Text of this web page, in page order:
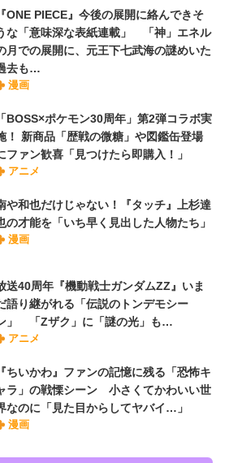
『ONE PIECE』今後の展開に絡んできそ
な「意味深な表紙連載」 「神」エネル
月での展開に、元王下七武海の謎めいた
去も…
漫画
「BOSS×ポケモン30周年」第2弾コラボ実
！ 新商品「歴戦の微糖」や図鑑缶登場
ファン歓喜「見つけたら即購入！」
アニメ
や和也だけじゃない！『タッチ』上杉達
の才能を「いち早く見出した人物たち」
漫画
送40周年『機動戦士ガンダムZZ』いま
語り継がれる「伝説のトンデモシー
」 「Zザク」に「謎の光」も…
アニメ
『ちいかわ』ファンの記憶に残る「恐怖キ
ラ」の戦慄シーン 小さくてかわいい世
なのに「見た目からしてヤバイ…」
漫画